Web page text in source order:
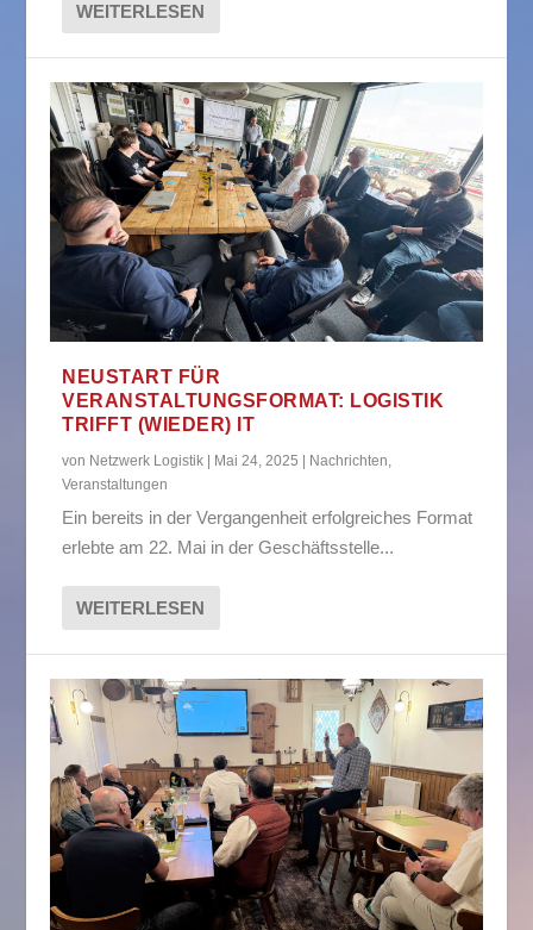
WEITERLESEN
NEUSTART FÜR
VERANSTALTUNGSFORMAT: LOGISTIK
TRIFFT (WIEDER) IT
von Netzwerk Logistik Mai 24, 2025 Nachrichten,
Veranstaltungen
Ein bereits in der Vergangenheit erfolgreiches Format
erlebte am 22. Mai in der Geschäftsstelle...
WEITERLESEN